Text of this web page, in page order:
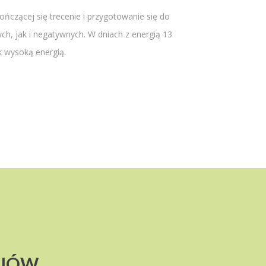
się trecenie i przygotowanie się do
jak i negatywnych. W dniach z energią 13
energią.